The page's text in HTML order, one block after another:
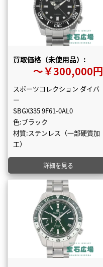
買取価格（未使用品）:
〜￥300,000円
スポーツコレクション ダイバ
ー
SBGX335 9F61-0AL0
色:ブラック
材質:ステンレス（一部硬質加
工）
詳細を見る